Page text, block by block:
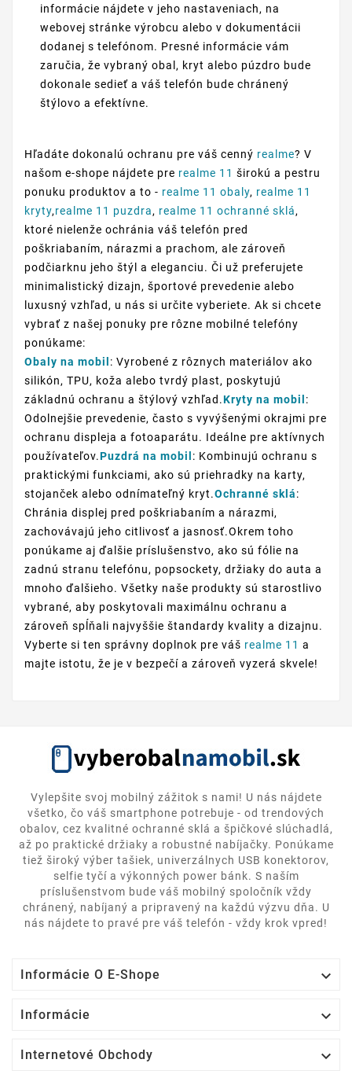
informácie nájdete v jeho nastaveniach, na
webovej stránke výrobcu alebo v dokumentácii
dodanej s telefónom. Presné informácie vám
zaručia, že vybraný obal, kryt alebo púzdro bude
dokonale sedieť a váš telefón bude chránený
štýlovo a efektívne.
Hľadáte dokonalú ochranu pre váš cenný realme? V
našom e-shope nájdete pre realme 11 širokú a pestru
ponuku produktov a to - realme 11 obaly, realme 11
kryty,realme 11 puzdra, realme 11 ochranné sklá,
ktoré nielenže ochránia váš telefón pred
poškriabaním, nárazmi a prachom, ale zároveň
podčiarknu jeho štýl a eleganciu. Či už preferujete
minimalistický dizajn, športové prevedenie alebo
luxusný vzhľad, u nás si určite vyberiete. Ak si chcete
vybrať z našej ponuky pre rôzne mobilné telefóny
ponúkame:
Obaly na mobil : Vyrobené z rôznych materiálov ako
silikón, TPU, koža alebo tvrdý plast, poskytujú
základnú ochranu a štýlový vzhľad.Kryty na mobil :
Odolnejšie prevedenie, často s vyvýšenými okrajmi pre
ochranu displeja a fotoaparátu. Ideálne pre aktívnych
používateľov.Puzdrá na mobil : Kombinujú ochranu s
praktickými funkciami, ako sú priehradky na karty,
stojanček alebo odnímateľný kryt.Ochranné sklá:
Chránia displej pred poškriabaním a nárazmi,
zachovávajú jeho citlivosť a jasnosť.Okrem toho
ponúkame aj ďalšie príslušenstvo, ako sú fólie na
zadnú stranu telefónu, popsockety, držiaky do auta a
mnoho ďalšieho. Všetky naše produkty sú starostlivo
vybrané, aby poskytovali maximálnu ochranu a
zároveň spĺňali najvyššie štandardy kvality a dizajnu.
Vyberte si ten správny doplnok pre váš realme 11 a
majte istotu, že je v bezpečí a zároveň vyzerá skvele!
Vylepšite svoj mobilný zážitok s nami! U nás nájdete
všetko, čo váš smartphone potrebuje - od trendových
obalov, cez kvalitné ochranné sklá a špičkové slúchadlá,
až po praktické držiaky a robustné nabíjačky. Ponúkame
tiež široký výber tašiek, univerzálnych USB konektorov,
selfie tyčí a výkonných power bánk. S naším
príslušenstvom bude váš mobilný spoločník vždy
chránený, nabíjaný a pripravený na každú výzvu dňa. U
nás nájdete to pravé pre váš telefón - vždy krok vpred!
Informácie O E-Shope 
Informácie 
Internetové Obchody 